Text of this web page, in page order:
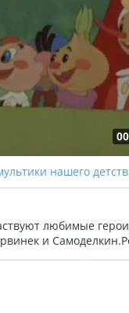
нашего
любимые герои
и